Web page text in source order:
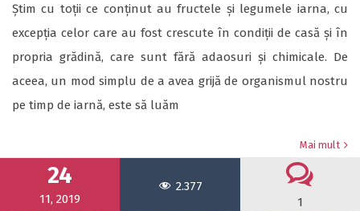
Știm cu toții ce conținut au fructele și legumele iarna, cu
excepția celor care au fost crescute în condiții de casă și în
propria grădină, care sunt fără adaosuri și chimicale. De
aceea, un mod simplu de a avea grijă de organismul nostru
pe timp de iarnă, este să luăm
Mai mult
24
11, 2019
2.377
1